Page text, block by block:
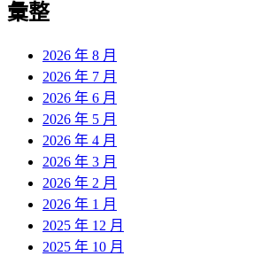
彙整
2026 年 8 月
2026 年 7 月
2026 年 6 月
2026 年 5 月
2026 年 4 月
2026 年 3 月
2026 年 2 月
2026 年 1 月
2025 年 12 月
2025 年 10 月